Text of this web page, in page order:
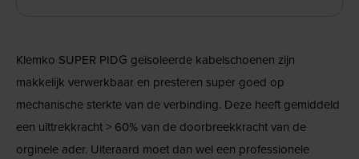
Klemko SUPER PIDG geïsoleerde kabelschoenen zijn
makkelijk verwerkbaar en presteren super goed op
mechanische sterkte van de verbinding. Deze heeft gemiddeld
een uittrekkracht > 60% van de doorbreekkracht van de
orginele ader. Uiteraard moet dan wel een professionele